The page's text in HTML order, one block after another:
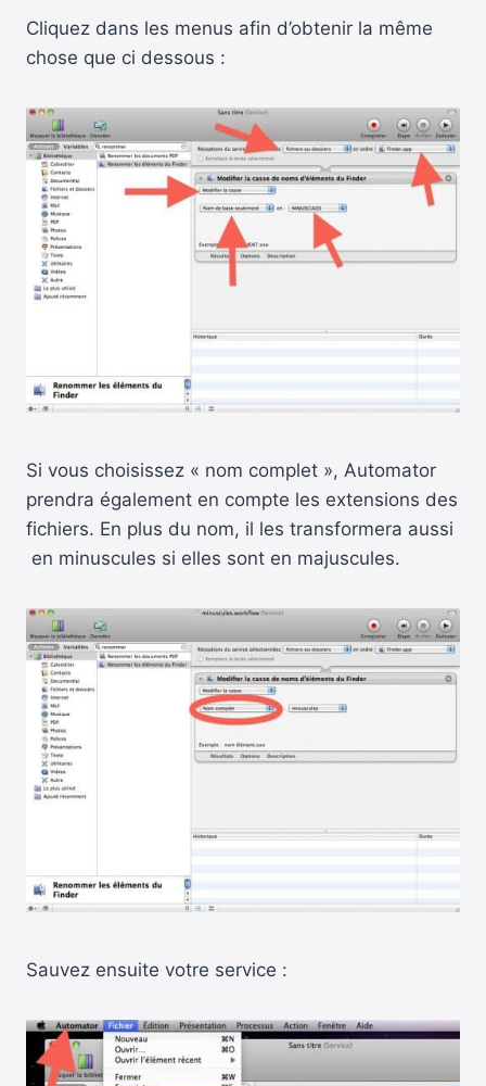
Cliquez dans les menus afin d’obtenir la même
chose que ci dessous :
Si vous choisissez « nom complet », Automator
prendra également en compte les extensions des
fichiers. En plus du nom, il les transformera aussi
en minuscules si elles sont en majuscules.
Sauvez ensuite votre service :